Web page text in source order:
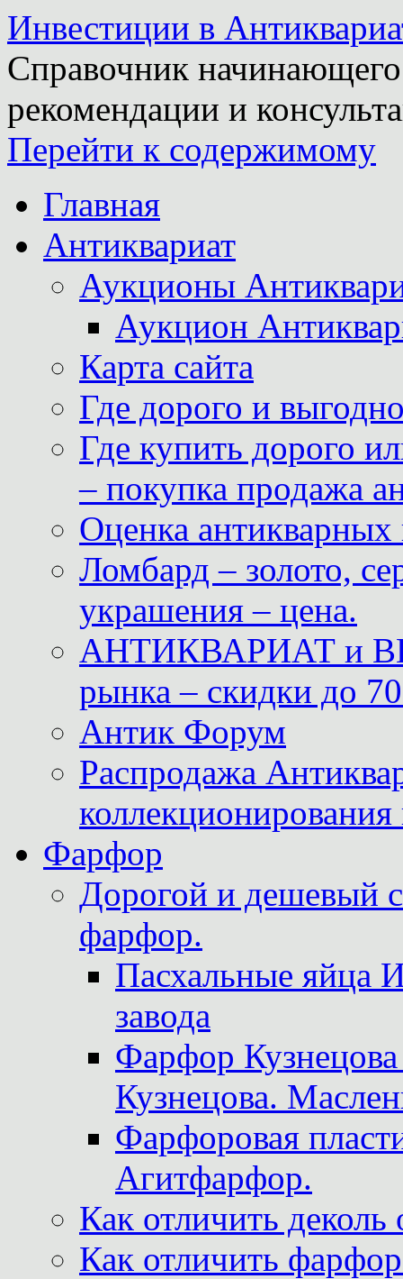
Инвестиции в
Справочник
рекомендации и
Перейти к содержимому
Главная
Антиквариат
Аукционы
Аукцион
Карта сайта
Где дорого и
Где купить дорого
– покупка продажа
Оценка антикварных
Ломбард – золото,
украшения – цена.
АНТИКВАРИАТ и
рынка – скидки до
Антик Форум
Распродажа
Фарфор
Дорогой и дешевый
фарфор.
Пасхальные яйца
завода
Фарфор
Кузнецова.
Фарфоровая
Агитфарфор.
Как отличить
Как отличить